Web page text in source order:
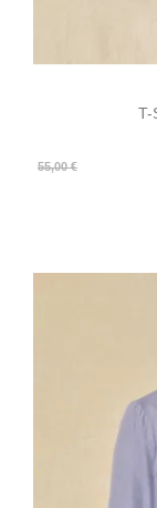
T-
55,00 €
Prix
Prix